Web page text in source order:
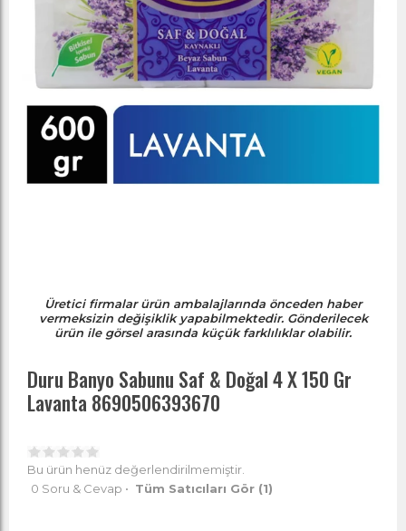
Üretici firmalar ürün ambalajlarında önceden haber
vermeksizin değişiklik yapabilmektedir. Gönderilecek
ürün ile görsel arasında küçük farklılıklar olabilir.
Duru Banyo Sabunu Saf & Doğal 4 X 150 Gr
Lavanta 8690506393670
Bu ürün henüz değerlendirilmemiştir.
0 Soru & Cevap • Tüm Satıcıları Gör (1)